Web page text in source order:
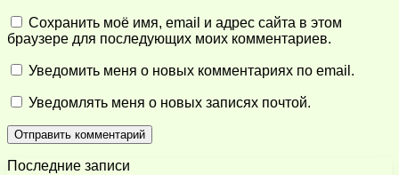
Сохранить моё имя, email и адрес сайта в этом
браузере для последующих моих комментариев.
Уведомить меня о новых комментариях по email.
Уведомлять меня о новых записях почтой.
Последние записи